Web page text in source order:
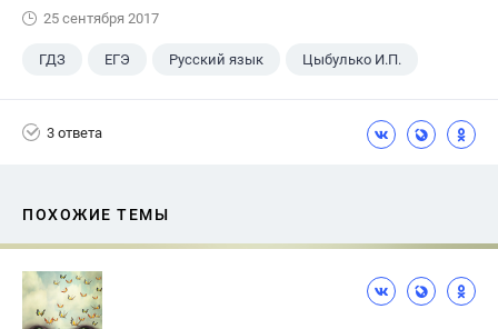
25 сентября 2017
ГДЗ ЕГЭ Русский язык Цыбулько И.П.
3 ответа
ПОХОЖИЕ ТЕМЫ